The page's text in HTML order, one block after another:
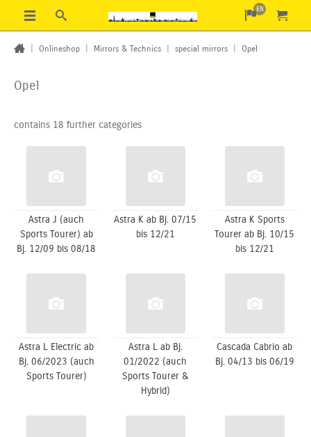
EN
Onlineshop Mirrors & Technics special mirrors Opel
Opel
contains 18 further categories
Astra J (auch
Sports Tourer) ab
Bj. 12/09 bis 08/18
Astra K ab Bj. 07/15
bis 12/21
Astra K Sports
Tourer ab Bj. 10/15
bis 12/21
Astra L Electric ab
Bj. 06/2023 (auch
Sports Tourer)
Astra L ab Bj.
01/2022 (auch
Sports Tourer &
Hybrid)
Cascada Cabrio ab
Bj. 04/13 bis 06/19